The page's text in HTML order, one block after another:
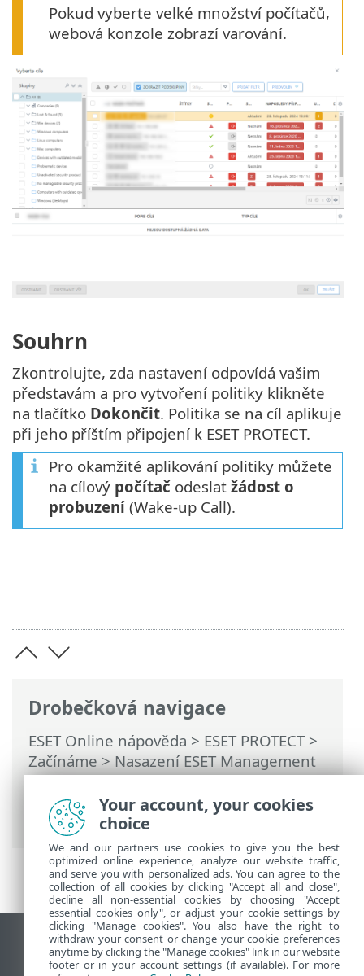
Drobečková navigace
ESET Online nápověda > ESET PROTECT>
Začínáme>Nasazení ESET Management
Agenta>Nastavení ESET Management
Agenta> Vytvoření politiky pro ochranu
odinstalace ESET Management Agenta
Pokud vyberte velké množství počítačů,
webová konzole zobrazí varování.
Souhrn
Zkontrolujte, zda nastavení odpovídá vašim
představám a pro vytvoření politiky klikněte
na tlačítko Dokončit. Politika se na cíl aplikuje
při jeho příštím připojení k ESET PROTECT.
Pro okamžité aplikování politiky můžete
na cílový počítač odeslat žádost o
probuzení(Wake-up Call).
Zobrazit verzi pro počítač
End of Life
Your account, your cookies
choice
We and our partners use cookies to give you the best
optimized online experience, analyze our website traffic,
and serve you with personalized ads. You can agree to the
collection of all cookies by clicking "Accept all and close",
decline all non-essential cookies by choosing "Accept
essential cookies only", or adjust your cookie settings by
clicking "Manage cookies". You also have the right to
withdraw your consent or change your cookie preferences
anytime by clicking the "Manage cookies" link in our website
footer or in your account settings (if available). For more